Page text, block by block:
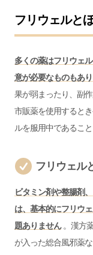
フリウェルと
多くの薬はフリウェ
意が必要なものもあ
果が弱まったり、副
市販薬を使用すると
ルを服用中であるこ
フリウェル
ビタミン剤や整腸剤
は、基本的にフリウ
題ありません。漢方
が入った総合風邪薬